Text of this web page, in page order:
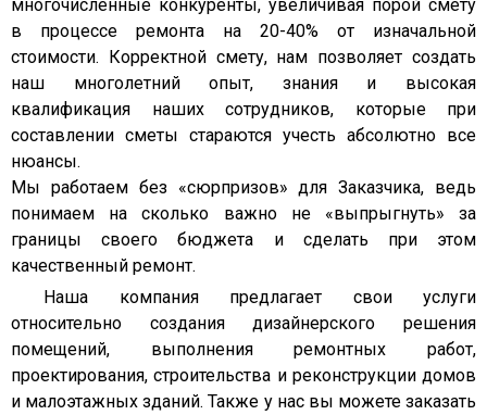
многочисленные конкуренты, увеличивая порой смету
в процессе ремонта на 20-40% от изначальной
стоимости. Корректной смету, нам позволяет создать
наш многолетний опыт, знания и высокая
квалификация наших сотрудников, которые при
составлении сметы стараются учесть абсолютно все
нюансы.
Мы работаем без «сюрпризов» для Заказчика, ведь
понимаем на сколько важно не «выпрыгнуть» за
границы своего бюджета и сделать при этом
качественный ремонт.
Наша компания предлагает свои услуги
относительно создания дизайнерского решения
помещений, выполнения ремонтных работ,
проектирования, строительства и реконструкции домов
и малоэтажных зданий. Также у нас вы можете заказать